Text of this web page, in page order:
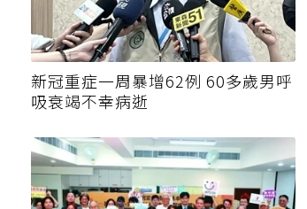
新冠重症一周暴增62例 60多歲男呼
吸衰竭不幸病逝